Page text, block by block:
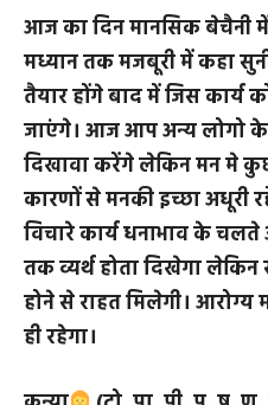
सिंह (मा, मी, मू, मे, मो, टा,
आज का दिन मानसिक बेचैनी
मध्यान तक मजबूरी में कहा
तैयार होंगे बाद में जिस कार्य
जाएंगे। आज आप अन्य लोगो के
दिखावा करेंगे लेकिन मन मे कुछ
कारणों से मनकी इच्छा अधूरी
विचारे कार्य धनाभाव के चलते
तक व्यर्थ होता दिखेगा लेकिन
होने से राहत मिलेगी। आरोग्य